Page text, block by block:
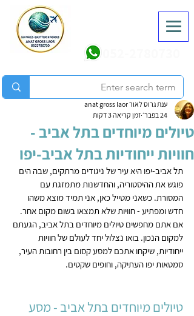
טיולים מיוחדים בתל אביב -
חוויות ייחודיות בתל אביב-יפו
ענת גרוס לאור anat gross laor
24 בפבר׳
זמן קריאה 3 דקות
תל אביב-יפו היא עיר של ניגודים מרתקים, שבה הים
פוגש את ההיסטוריה, והחדשנות מתמזגת עם
המסורת. כשאני מטייל כאן, אני תמיד מוצא משהו
חדש ומפתיע - חוויות שלא תמצאו בשום מקום אחר.
אם אתם מחפשים טיולים מיוחדים בתל אביב, הגעתם
למקום הנכון. בואו נצלול יחד לעולם של חוויות
ייחודיות, שיקחו אתכם למסע קסום בין רחובות העיר,
סמטאות יפו העתיקה, וחופים שקטים.
טיולים מיוחדים בתל אביב - מסע